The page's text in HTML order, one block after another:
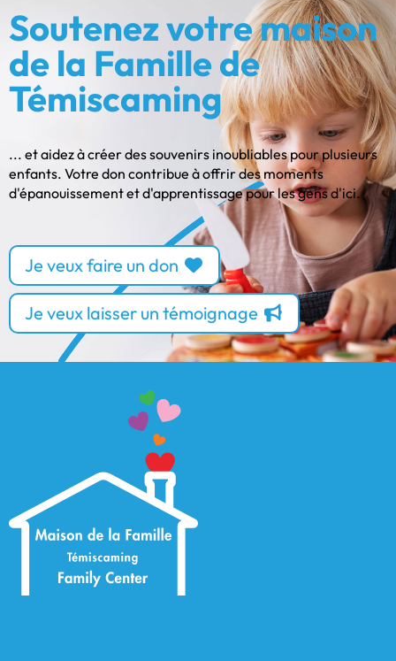
Soutenez votre maison
de la Famille de
Témiscaming
... et aidez à créer des souvenirs inoubliables pour plusieurs
enfants. Votre don contribue à offrir des moments
d'épanouissement et d'apprentissage pour les gens d'ici.
Je veux faire un don
Je veux laisser un témoignage